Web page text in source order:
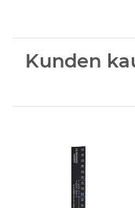
Kunden